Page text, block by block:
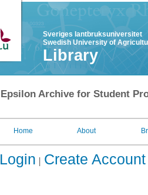
Sveriges lantbruksuniversitet
Swedish University of
Library
Epsilon Archive for Student
Home About
Login Create Account